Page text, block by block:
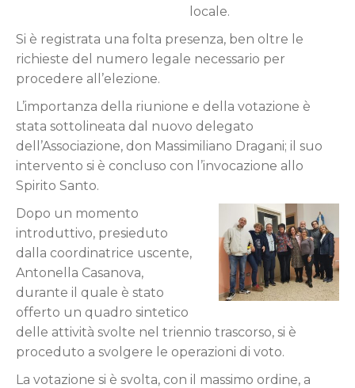
locale.
Si è registrata una folta presenza, ben oltre le
richieste del numero legale necessario per
procedere all’elezione.
L’importanza della riunione e della votazione è
stata sottolineata dal nuovo delegato
dell’Associazione, don Massimiliano Dragani; il suo
intervento si è concluso con l’invocazione allo
Spirito Santo.
Dopo un momento
introduttivo, presieduto
dalla coordinatrice uscente,
Antonella Casanova,
durante il quale è stato
offerto un quadro sintetico
delle attività svolte nel triennio trascorso, si è
proceduto a svolgere le operazioni di voto.
La votazione si è svolta, con il massimo ordine, a